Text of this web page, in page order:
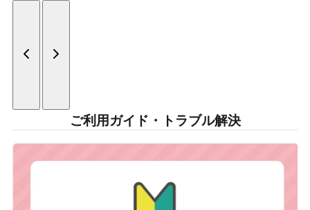
ご利用ガイド・トラブル解決